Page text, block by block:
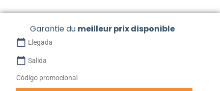
Garantie du meilleur prix disponible
calendar_today
calendar_today